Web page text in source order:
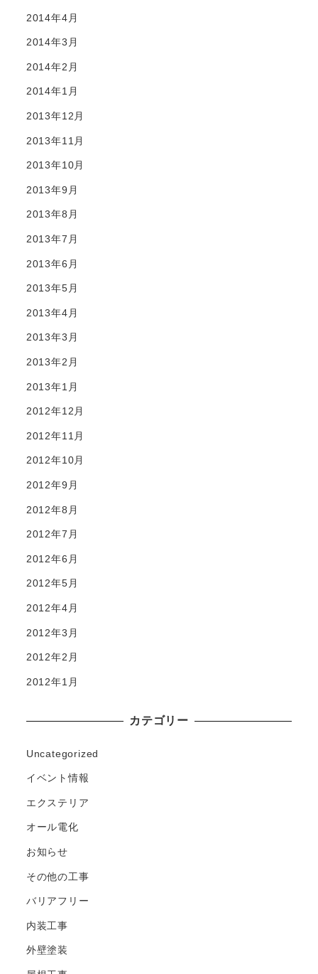
2014年4月
2014年3月
2014年2月
2014年1月
2013年12月
2013年11月
2013年10月
2013年9月
2013年8月
2013年7月
2013年6月
2013年5月
2013年4月
2013年3月
2013年2月
2013年1月
2012年12月
2012年11月
2012年10月
2012年9月
2012年8月
2012年7月
2012年6月
2012年5月
2012年4月
2012年3月
2012年2月
2012年1月
カテゴリー
Uncategorized
イベント情報
エクステリア
オール電化
お知らせ
その他の工事
バリアフリー
内装工事
外壁塗装